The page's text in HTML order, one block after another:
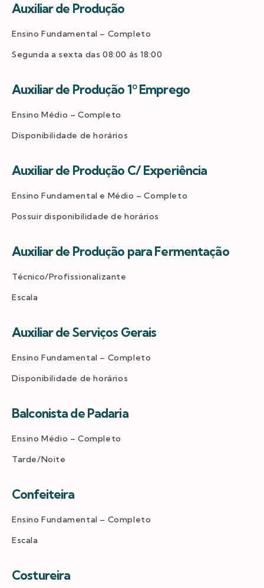
Auxiliar de Produção
Ensino Fundamental – Completo
Segunda a sexta das 08:00 ás 18:00
Auxiliar de Produção 1º Emprego
Ensino Médio – Completo
Disponibilidade de horários
Auxiliar de Produção C/ Experiência
Ensino Fundamental e Médio – Completo
Possuir disponibilidade de horários
Auxiliar de Produção para Fermentação
Técnico/Profissionalizante
Escala
Auxiliar de Serviços Gerais
Ensino Fundamental – Completo
Disponibilidade de horários
Balconista de Padaria
Ensino Médio – Completo
Tarde/Noite
Confeiteira
Ensino Fundamental – Completo
Escala
Costureira